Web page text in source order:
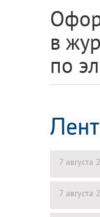
в
по
7 августа
7 августа